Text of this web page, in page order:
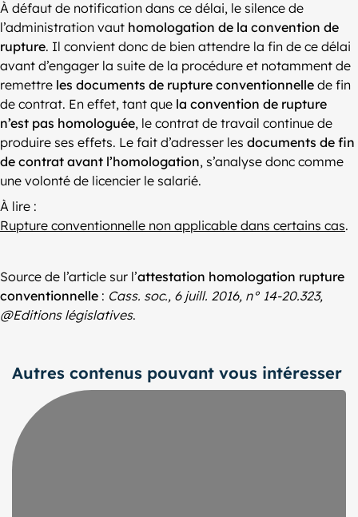
À défaut de notification dans ce délai, le silence de
l’administration vaut homologation de la convention de
rupture. Il convient donc de bien attendre la fin de ce délai
avant d’engager la suite de la procédure et notamment de
remettre les documents de rupture conventionnelle de fin
de contrat. En effet, tant que la convention de rupture
n’est pas homologuée, le contrat de travail continue de
produire ses effets. Le fait d’adresser les documents de fin
de contrat avant l’homologation, s’analyse donc comme
une volonté de licencier le salarié.
À lire :
Rupture conventionnelle non applicable dans certains cas.
Source de l’article sur l’attestation homologation rupture
conventionnelle : Cass. soc., 6 juill. 2016, n° 14-20.323,
@Editions législatives.
Autres contenus pouvant vous intéresser